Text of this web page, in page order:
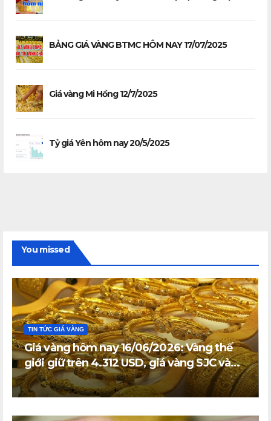
BẢNG GIÁ VÀNG BTMC HÔM NAY 17/07/2025
Giá vàng Mi Hồng 12/7/2025
Tỷ giá Yên hôm nay 20/5/2025
You missed
TIN TỨC GIÁ VÀNG
Giá vàng hôm nay 16/06/2026: Vàng thế
giới giữ trên 4.312 USD, giá vàng SJC và
vàng nhẫn trong nước đi ngang